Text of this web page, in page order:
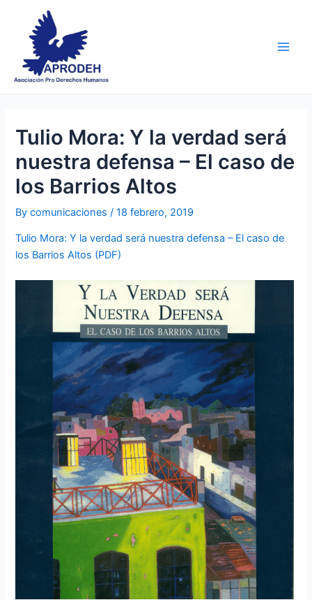
content
Tulio Mora: Y la verdad será
nuestra defensa – El caso de
los Barrios Altos
Bycomunicaciones/18 febrero, 2019
Tulio Mora: Y la verdad será nuestra defensa – El caso de
los Barrios Altos (PDF)
navigation